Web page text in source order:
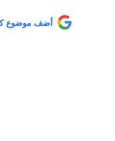
أضف موضوع